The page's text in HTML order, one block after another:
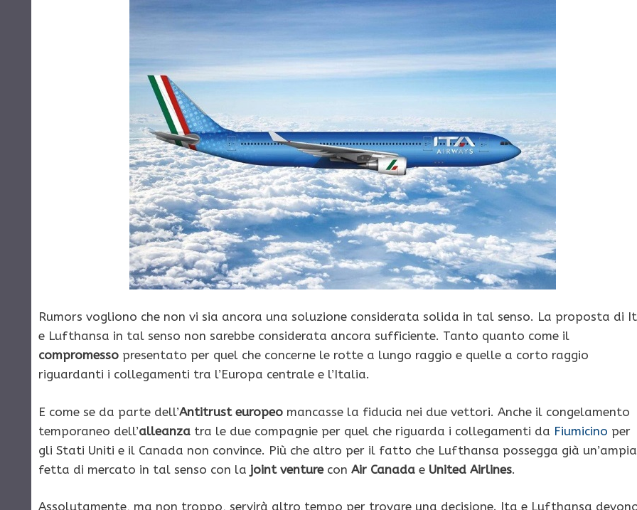
Rumors vogliono che non vi sia ancora una soluzione considerata solida in tal senso. La proposta di
e Lufthansa in tal senso non sarebbe considerata ancora sufficiente. Tanto quanto come il
compromesso presentato per quel che concerne le rotte a lungo raggio e quelle a corto raggio
riguardanti i collegamenti tra l’Europa centrale e l’Italia.
E come se da parte dell’Antitrust europeo mancasse la fiducia nei due vettori. Anche il congelamento
temporaneo dell’alleanza tra le due compagnie per quel che riguarda i collegamenti da Fiumicino per
gli Stati Uniti e il Canada non convince. Più che altro per il fatto che Lufthansa possegga già un’ampia
fetta di mercato in tal senso con la joint venturecon Air Canada e United Airlines.
Assolutamente, ma non troppo, servirà altro tempo per trovare una decisione. Ita e Lufthansa